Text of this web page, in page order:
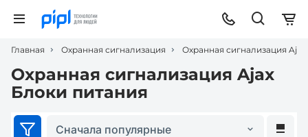
Главная Охранная сигнализация Охранная сигнализация Ajax
Охранная сигнализация Ajax
Блоки питания
Сначала популярные